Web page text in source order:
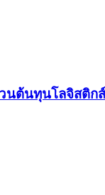
นต้นทุนโลจิสติ